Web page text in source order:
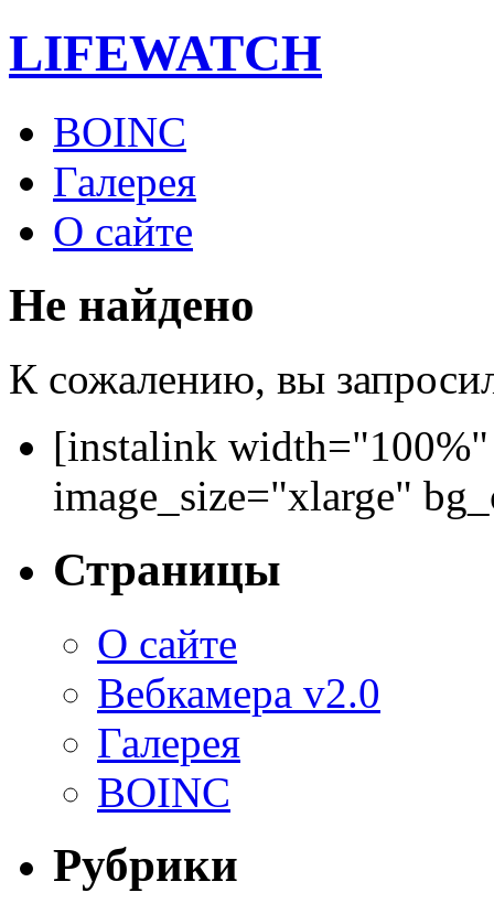
LIFEWATCH
BOINC
Галерея
О сайте
Не найдено
К сожалению, вы
[instalink
image_size="xlarge"
Страницы
О сайте
Вебкамера v2.0
Галерея
BOINC
Рубрики